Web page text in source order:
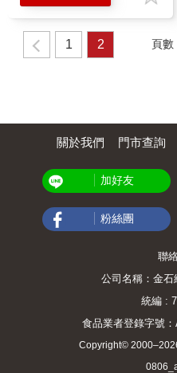
1 2 頁數
關於我們 門市查詢
加好友
粉絲團
聯
公司名稱：金石
統編 :
食品業者登錄字號
Copyright©